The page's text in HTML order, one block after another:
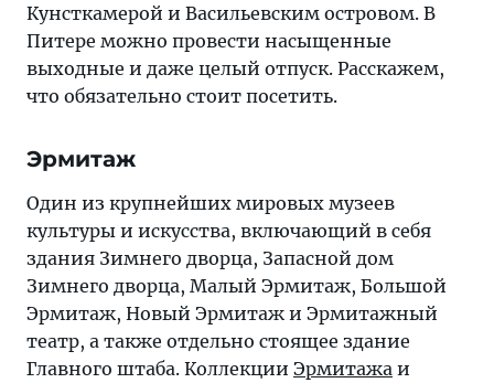
Кунсткамерой и Васильевским островом. В
Питере можно провести насыщенные
выходные и даже целый отпуск. Расскажем,
что обязательно стоит посетить.
Эрмитаж
Один из крупнейших мировых музеев
культуры и искусства, включающий в себя
здания Зимнего дворца, Запасной дом
Зимнего дворца, Малый Эрмитаж, Большой
Эрмитаж, Новый Эрмитаж и Эрмитажный
театр, а также отдельно стоящее здание
Главного штаба. Коллекции Эрмитажа и